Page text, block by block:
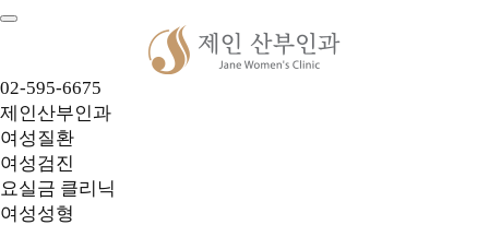
02-595-6675
제인산부인과
여성질환
여성검진
요실금 클리닉
여성성형